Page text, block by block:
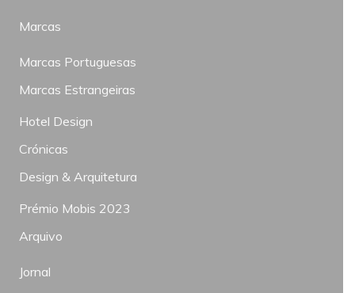
Marcas
Marcas Portuguesas
Marcas Estrangeiras
Hotel Design
Crónicas
Design & Arquitetura
Prémio Mobis 2023
Arquivo
Jornal